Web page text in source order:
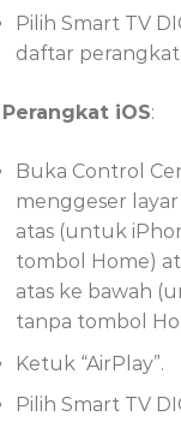
Pilih Smart TV
daftar
iOS:
Buka Control
menggeser
atas (untuk
tombol Home)
atas ke bawah
tanpa tombol
Ketuk “AirPlay”.
Pilih Smart TV